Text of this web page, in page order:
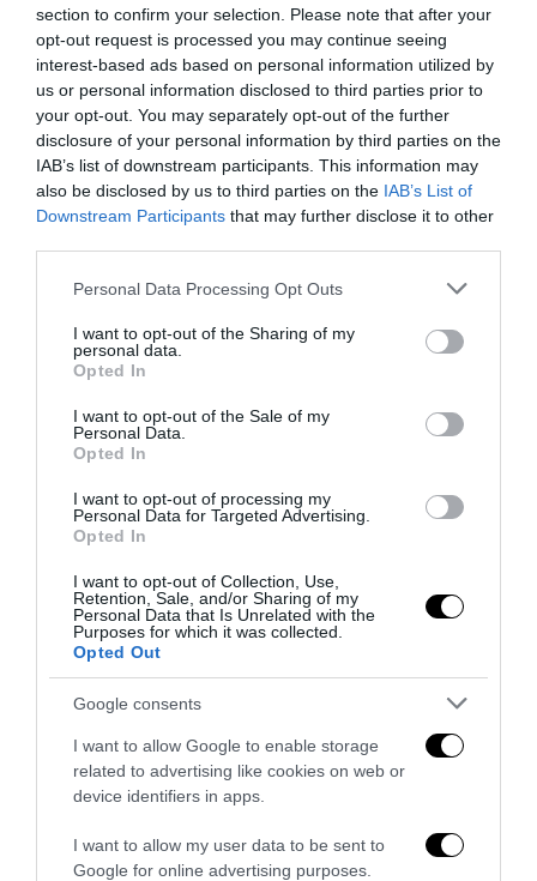
section to confirm your selection. Please note that after your
opt-out request is processed you may continue seeing
interest-based ads based on personal information utilized by
us or personal information disclosed to third parties prior to
your opt-out. You may separately opt-out of the further
disclosure of your personal information by third parties on the
IAB’s list of downstream participants. This information may
also be disclosed by us to third parties on the IAB’s List of
Downstream Participants that may further disclose it to other
Please note that this website/app uses one or more Google
not limited to your visit or usage behaviour. You may click to
grant or deny consent to Google and its third-party tags to
use your data for below specified purposes in below Google
consent section.
Personal Data Processing Opt Outs
I want to opt-out of the Sharing of my
personal data.
Opted In
I want to opt-out of the Sale of my
Personal Data.
Opted In
I want to opt-out of processing my
Personal Data for Targeted Advertising.
Opted In
I want to opt-out of Collection, Use,
Retention, Sale, and/or Sharing of my
Personal Data that Is Unrelated with the
Purposes for which it was collected.
Opted Out
Google consents
I want to allow Google to enable storage
related to advertising like cookies on web or
device identifiers in apps.
I want to allow my user data to be sent to
Google for online advertising purposes.
5 Agosto 2026
Ceuta, non solo migranti: intelligence, pressioni e
propaganda sulla frontiera spagnola
Ceuta, la bufala dei «48mila rimpatri»: così la sinistra fa